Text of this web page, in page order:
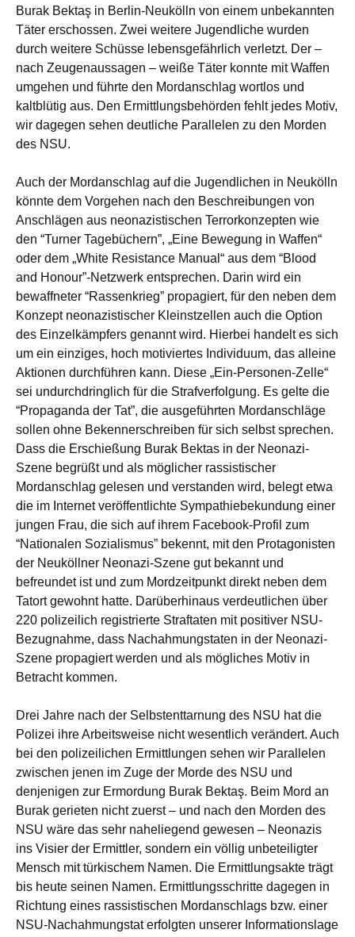
Burak Bektaş in Berlin-Neukölln von einem unbekannten
Täter erschossen. Zwei weitere Jugendliche wurden
durch weitere Schüsse lebensgefährlich verletzt. Der –
nach Zeugenaussagen – weiße Täter konnte mit Waffen
umgehen und führte den Mordanschlag wortlos und
kaltblütig aus. Den Ermittlungsbehörden fehlt jedes Motiv,
wir dagegen sehen deutliche Parallelen zu den Morden
des NSU.
Auch der Mordanschlag auf die Jugendlichen in Neukölln
könnte dem Vorgehen nach den Beschreibungen von
Anschlägen aus neonazistischen Terrorkonzepten wie
den “Turner Tagebüchern”, „Eine Bewegung in Waffen“
oder dem „White Resistance Manual“ aus dem “Blood
and Honour”-Netzwerk entsprechen. Darin wird ein
bewaffneter “Rassenkrieg” propagiert, für den neben dem
Konzept neonazistischer Kleinstzellen auch die Option
des Einzelkämpfers genannt wird. Hierbei handelt es sich
um ein einziges, hoch motiviertes Individuum, das alleine
Aktionen durchführen kann. Diese „Ein-Personen-Zelle“
sei undurchdringlich für die Strafverfolgung. Es gelte die
“Propaganda der Tat”, die ausgeführten Mordanschläge
sollen ohne Bekennerschreiben für sich selbst sprechen.
Dass die Erschießung Burak Bektas in der Neonazi-
Szene begrüßt und als möglicher rassistischer
Mordanschlag gelesen und verstanden wird, belegt etwa
die im Internet veröffentlichte Sympathiebekundung einer
jungen Frau, die sich auf ihrem Facebook-Profil zum
“Nationalen Sozialismus” bekennt, mit den Protagonisten
der Neuköllner Neonazi-Szene gut bekannt und
befreundet ist und zum Mordzeitpunkt direkt neben dem
Tatort gewohnt hatte. Darüberhinaus verdeutlichen über
220 polizeilich registrierte Straftaten mit positiver NSU-
Bezugnahme, dass Nachahmungstaten in der Neonazi-
Szene propagiert werden und als mögliches Motiv in
Betracht kommen.
Drei Jahre nach der Selbstenttarnung des NSU hat die
Polizei ihre Arbeitsweise nicht wesentlich verändert. Auch
bei den polizeilichen Ermittlungen sehen wir Parallelen
zwischen jenen im Zuge der Morde des NSU und
denjenigen zur Ermordung Burak Bektaş. Beim Mord an
Burak gerieten nicht zuerst – und nach den Morden des
NSU wäre das sehr naheliegend gewesen – Neonazis
ins Visier der Ermittler, sondern ein völlig unbeteiligter
Mensch mit türkischem Namen. Die Ermittlungsakte trägt
bis heute seinen Namen. Ermittlungsschritte dagegen in
Richtung eines rassistischen Mordanschlags bzw. einer
NSU-Nachahmungstat erfolgten unserer Informationslage